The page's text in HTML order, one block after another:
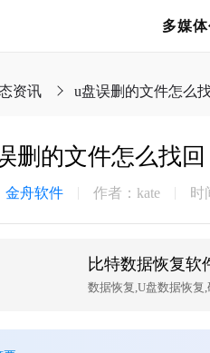
多媒
资讯 u盘误删的文件怎么
删的文件怎么找
金舟软件 作者：kate 时
比特数据恢复软